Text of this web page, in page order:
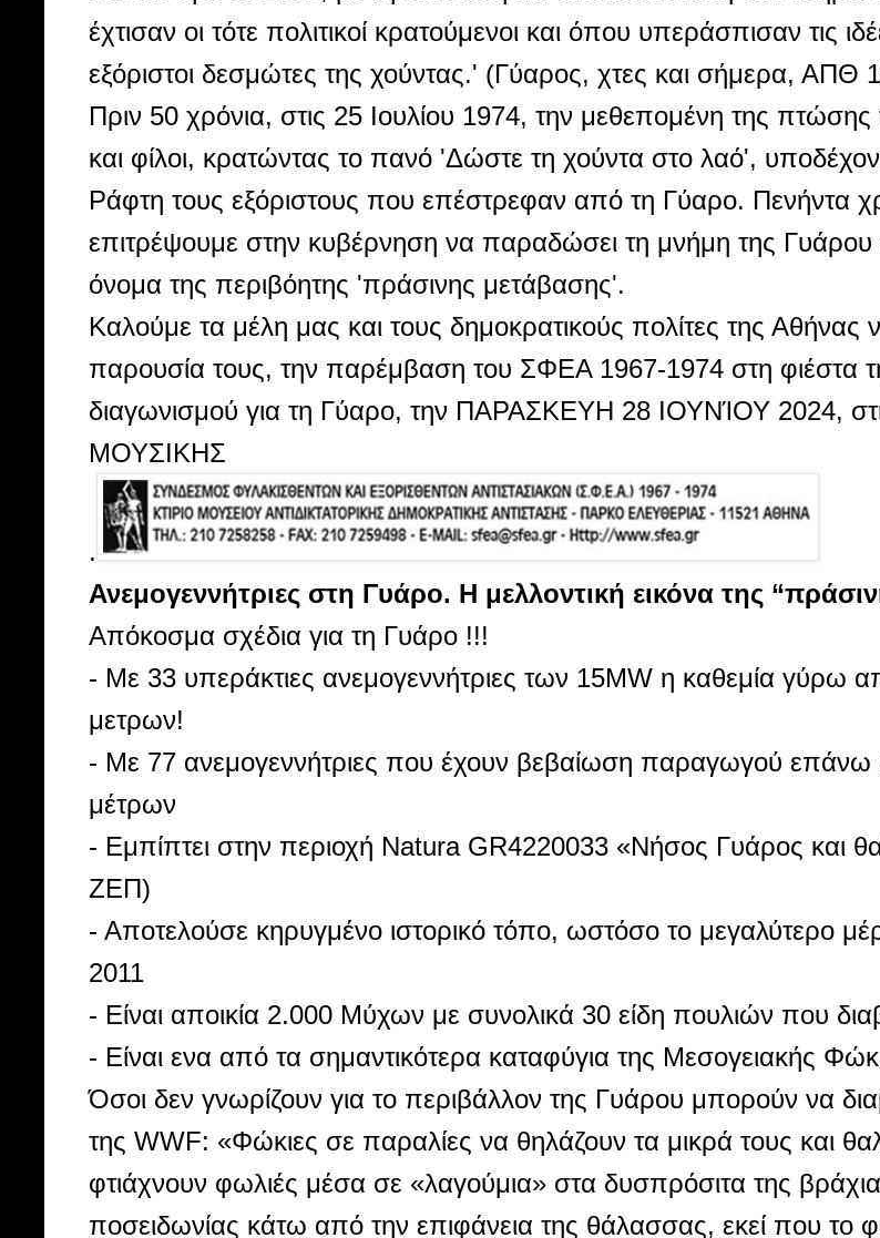
έχτισαν οι τότε πολιτικοί κρατούμενοι και όπου υπεράσπισαν τις
εξόριστοι δεσμώτες της χούντας.' (Γύαρος, χτες και σήμερα, ΑΠΘ
Πριν 50 χρόνια, στις 25 Ιουλίου 1974, την μεθεπομένη της πτώσης
και φίλοι, κρατώντας το πανό 'Δώστε τη χούντα στο λαό',
Ράφτη τους εξόριστους που επέστρεφαν από τη Γύαρο. Πενήντα
επιτρέψουμε στην κυβέρνηση να παραδώσει τη μνήμη της
όνομα της περιβόητης 'πράσινης μετάβασης'.
Καλούμε τα μέλη μας και τους δημοκρατικούς πολίτες της Αθήνας
παρουσία τους, την παρέμβαση του ΣΦΕΑ 1967-1974 στη φιέστα
διαγωνισμού για τη Γύαρο, την ΠΑΡΑΣΚΕΥΗ 28 ΙΟΥΝΊΟΥ 2024,
ΜΟΥΣΙΚΗΣ
.
Ανεμογεννήτριες στη Γυάρο. Η μελλοντική εικόνα της
Απόκοσμα σχέδια για τη Γυάρο !!!
- Με 33 υπεράκτιες ανεμογεννήτριες των 15MW η καθεμία γύρω
μετρων!
- Με 77 ανεμογεννήτριες που έχουν βεβαίωση παραγωγού επάνω
μέτρων
- Εμπίπτει στην περιοχή Natura GR4220033 «Νήσος Γυάρος και
ΖΕΠ)
- Αποτελούσε κηρυγμένο ιστορικό τόπο, ωστόσο το μεγαλύτερο
2011
- Είναι αποικία 2.000 Μύχων με συνολικά 30 είδη πουλιών που
- Είναι ενα από τα σημαντικότερα καταφύγια της Μεσογειακής
Όσοι δεν γνωρίζουν για το περιβάλλον της Γυάρου μπορούν να
της WWF: «Φώκιες σε παραλίες να θηλάζουν τα μικρά τους και
φτιάχνουν φωλιές μέσα σε «λαγούμια» στα δυσπρόσιτα της
ποσειδωνίας κάτω από την επιφάνεια της θάλασσας, εκεί που το